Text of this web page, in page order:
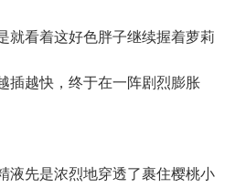
就看着这好色胖子继续握着萝莉
插越快，终于在一阵剧烈膨胀
先是浓烈地穿透了裹住樱桃小